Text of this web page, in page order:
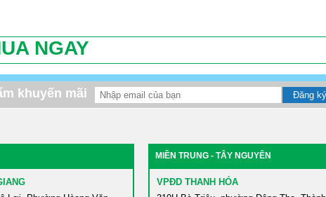
NGAY
khuyến mãi
MIỀN TRUNG - TÂY NGUYÊN
VPĐD THANH HÓA